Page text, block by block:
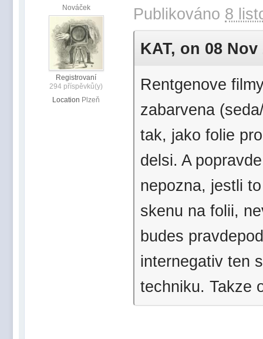
Nováček
Registrovaní
294 příspěvků(y)
Location Plzeň
Publikováno 8
KAT, on 08
Rentgenove
zabarvena
tak, jako folie
delsi. A
nepozna, jestli
skenu na folii,
budes
internegativ ten
techniku. Takze